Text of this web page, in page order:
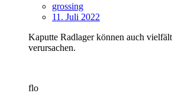
grossing
11. Juli 2022
Kaputte Radlager können auch
verursachen.
flo